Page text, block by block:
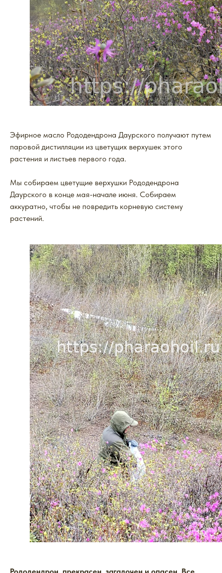
Эфирное масло Рододендрона Даурского получают путем
паровой дистилляции из цветущих верхушек этого
растения и листьев первого года.
Мы собираем цветущие верхушки Рододендрона
Даурского в конце мая-начале июня. Собираем
аккуратно, чтобы не повредить корневую систему
растений.